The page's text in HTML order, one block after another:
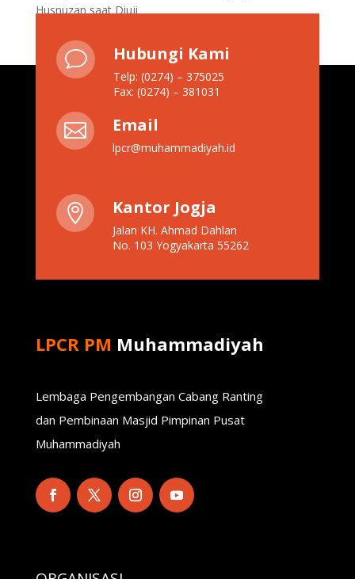
Husnuzan saat Diuji
v Hubungi Kami
Telp: (0274) – 375025
Fax: (0274) – 381031
 Email
lpcr@muhammadiyah.id
 Kantor Jogja
Jalan KH. Ahmad Dahlan
No. 103 Yogyakarta 55262
LPCR PM Muhammadiyah
Lembaga Pengembangan Cabang Ranting
dan Pembinaan Masjid Pimpinan Pusat
Muhammadiyah